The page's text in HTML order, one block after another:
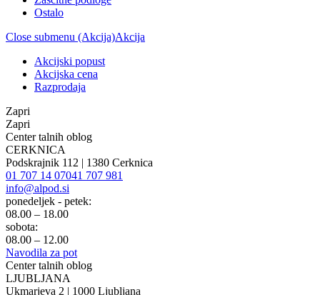
Ostalo
Close submenu (Akcija)Akcija
Akcijski popust
Akcijska cena
Razprodaja
Zapri
Zapri
Center talnih oblog
CERKNICA
Podskrajnik 112 | 1380 Cerknica
01 707 14 07041 707 981
info@alpod.si
ponedeljek - petek:
08.00 – 18.00
sobota:
08.00 – 12.00
Navodila za pot
Center talnih oblog
LJUBLJANA
Ukmarjeva 2 | 1000 Ljubljana